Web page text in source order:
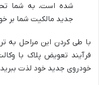
شده است، به شما
جدید مالکیت شما بر
با طی کردن این مراحل به
فرآیند تعویض پلاک با
خودروی جدید خود لذت